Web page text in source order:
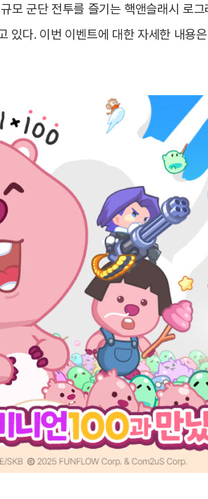
모 군단 전투를 즐기는 핵앤슬래시 로
있다. 이번 이벤트에 대한 자세한 내용